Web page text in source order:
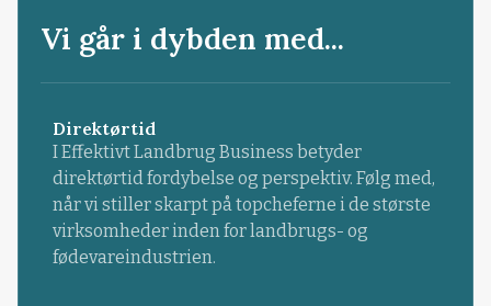
Vi går i dybden med...
Direktørtid
I Effektivt Landbrug Business betyder
direktørtid fordybelse og perspektiv. Følg med,
når vi stiller skarpt på topcheferne i de største
virksomheder inden for landbrugs- og
fødevareindustrien.